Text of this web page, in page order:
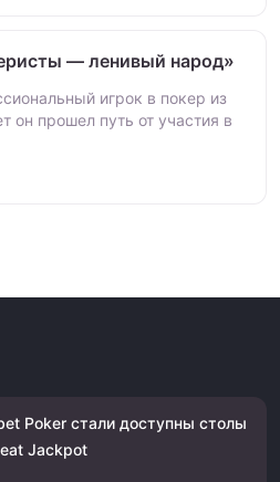
— ленивый народ»
игрок в покер из
он прошел путь от участия в
Poker стали доступны столы
Jackpot